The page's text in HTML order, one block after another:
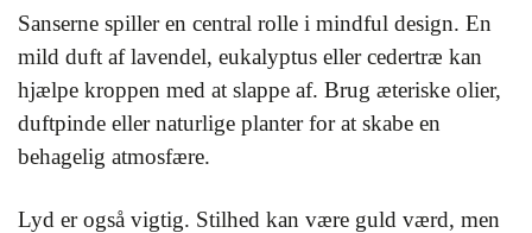
Sanserne spiller en central rolle i mindful design. En
mild duft af lavendel, eukalyptus eller cedertræ kan
hjælpe kroppen med at slappe af. Brug æteriske olier,
duftpinde eller naturlige planter for at skabe en
behagelig atmosfære.
Lyd er også vigtig. Stilhed kan være guld værd, men